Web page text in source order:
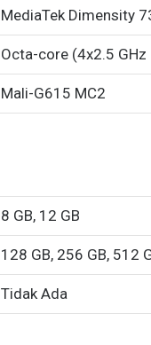
MediaTek Dimensity
Octa-core (4x2.5
Mali-G615 MC2
8 GB, 12 GB
128 GB, 256 GB, 512
Tidak Ada